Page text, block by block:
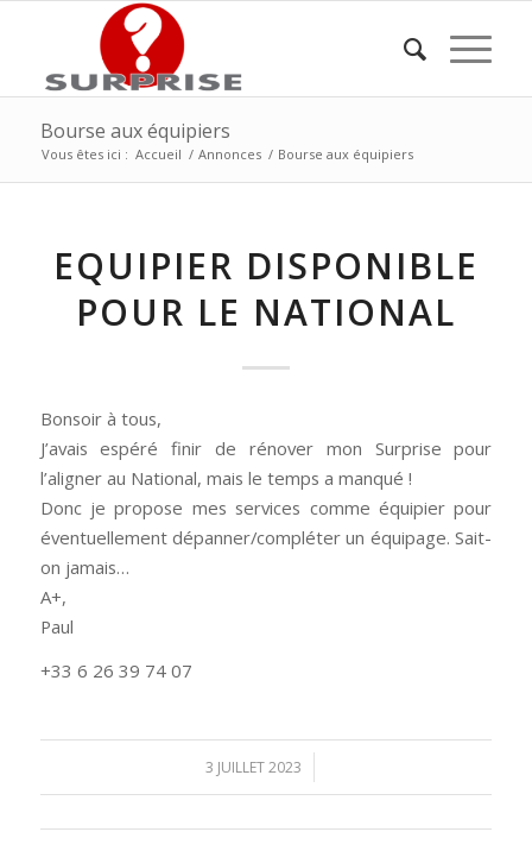
Bourse aux équipiers
Vous êtes ici : Accueil / Annonces / Bourse aux équipiers
EQUIPIER DISPONIBLE
POUR LE NATIONAL
Bonsoir à tous,
J’avais espéré finir de rénover mon Surprise pour
l’aligner au National, mais le temps a manqué !
Donc je propose mes services comme équipier pour
éventuellement dépanner/compléter un équipage. Sait-
on jamais…
A+,
Paul
+33 6 26 39 74 07
3 JUILLET 2023
/